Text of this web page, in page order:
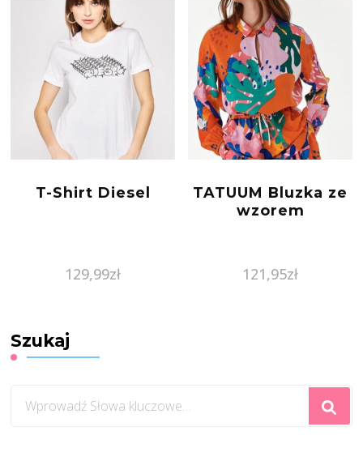
T-Shirt Diesel
129,99zł
TATUUM Bluzka ze
wzorem
121,95zł
Szukaj
czegoś?